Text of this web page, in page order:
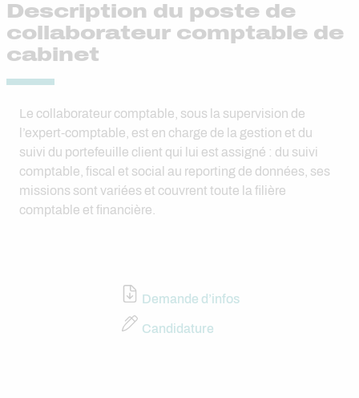
Description du poste de
collaborateur comptable de
cabinet
Le collaborateur comptable, sous la supervision de
l’expert-comptable, est en charge de la gestion et du
suivi du portefeuille client qui lui est assigné : du suivi
comptable, fiscal et social au reporting de données, ses
missions sont variées et couvrent toute la filière
comptable et financière.
Demande d’infos
Candidature